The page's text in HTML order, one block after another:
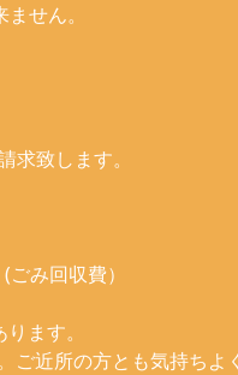
せん。
致します。
み回収費）
ます。
近所の方とも気持ちよ